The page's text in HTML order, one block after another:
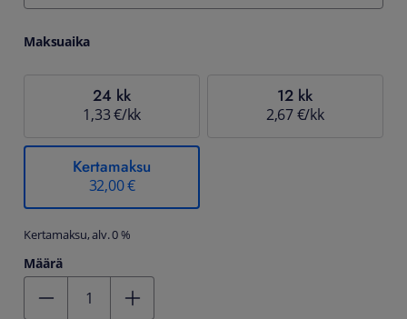
Maksuaika
24 kk
1,33 €/kk
12 kk
2,67 €/kk
Kertamaksu
32,00 €
Kertamaksu, alv. 0 %
Määrä